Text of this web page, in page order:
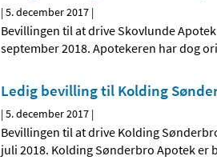
|5. december 2017 |
Bevillingen til at drive Skovlunde
september 2018. Apotekeren har dog
Ledig bevilling til Kolding
|5. december 2017 |
Bevillingen til at drive Kolding
juli 2018. Kolding Sønderbro Apotek er